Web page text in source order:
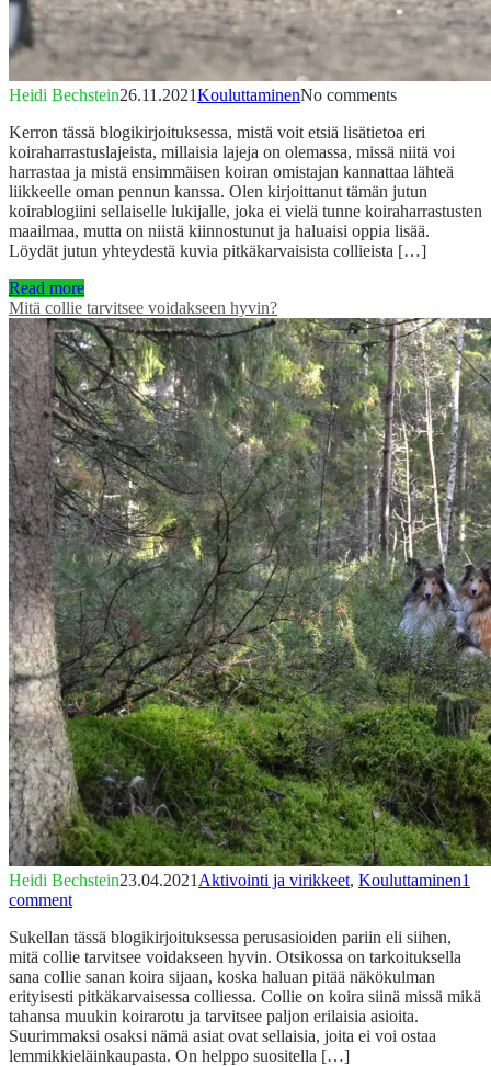
Heidi Bechstein26.11.2021KouluttaminenNo comments
Kerron tässä blogikirjoituksessa, mistä voit etsiä lisätietoa eri
koiraharrastuslajeista, millaisia lajeja on olemassa, missä niitä voi
harrastaa ja mistä ensimmäisen koiran omistajan kannattaa lähteä
liikkeelle oman pennun kanssa. Olen kirjoittanut tämän jutun
koirablogiini sellaiselle lukijalle, joka ei vielä tunne koiraharrastusten
maailmaa, mutta on niistä kiinnostunut ja haluaisi oppia lisää.
Löydät jutun yhteydestä kuvia pitkäkarvaisista collieista […]
Read more
Mitä collie tarvitsee voidakseen hyvin?
Heidi Bechstein23.04.2021 Aktivointi ja virikkeet, Kouluttaminen1
comment
Sukellan tässä blogikirjoituksessa perusasioiden pariin eli siihen,
mitä collie tarvitsee voidakseen hyvin. Otsikossa on tarkoituksella
sana collie sanan koira sijaan, koska haluan pitää näkökulman
erityisesti pitkäkarvaisessa colliessa. Collie on koira siinä missä mikä
tahansa muukin koirarotu ja tarvitsee paljon erilaisia asioita.
Suurimmaksi osaksi nämä asiat ovat sellaisia, joita ei voi ostaa
lemmikkieläinkaupasta. On helppo suositella […]